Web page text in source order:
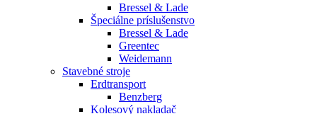
Bressel & Lade
Špeciálne príslušenstvo
Bressel & Lade
Greentec
Weidemann
Stavebné stroje
Erdtransport
Benzberg
Kolesový nakladač